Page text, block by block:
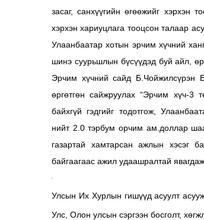
засаг, санхүүгийн өгөөжийг хэрхэн
хэрхэн хариуцлага тооцсон талаар
Улаанбаатар хотын эрчим хүчний
шинэ суурьшлын бүсүүдэд буй айл,
Эрчим хүчний сайд Б.Чойжилсүрэн
өргөтгөн сайжруулах “Эрчим хүч-3
байхгүй гэдгийг тодотгож,
нийт 2.0 тэрбум орчим ам.доллар
газартай хамтарсан ажлын хэсэг
байгаагаас ажил удаашралтай
Улсын Их Хурлын гишүүд асуулт
Улс, Олон улсын сэргээн босголт,